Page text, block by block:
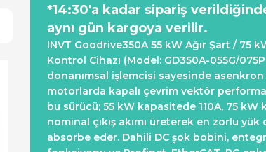
*14:30'a kadar sipariş
aynı gün kargoya verilir.
INVT Goodrive350A 55 kW Ağır Şart / 75
Kontrol Cihazı (Model: GD350A-055G/
donanımsal işlemcisi sayesinde
motorlarda kapalı çevrim vektör
bu sürücü; 55 kW kapasitede 110A, 75 kW
nominal çıkış akımı üreterek en zorlu yük
absorbe eder. Dahili DC şok bobini,